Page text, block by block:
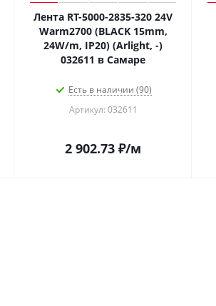
Лента RT-5000-2835-320 24V
Warm2700 (BLACK 15mm,
24W/m, IP20) (Arlight, -)
032611 в Самаре
Есть в наличии (90)
Артикул: 032611
2 902.73 ₽/м